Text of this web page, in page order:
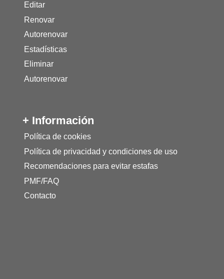
Editar
Renovar
Autorenovar
Estadísticas
Eliminar
Autorenovar
+ Información
Política de cookies
Política de privacidad y condiciones de uso
Recomendaciones para evitar estafas
PMF/FAQ
Contacto